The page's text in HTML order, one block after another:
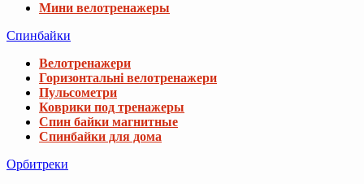
Мини велотренажеры
Спинбайки
Велотренажери
Горизонтальні велотренажери
Пульсометри
Коврики под тренажеры
Спин байки магнитные
Спинбайки для дома
Орбитреки